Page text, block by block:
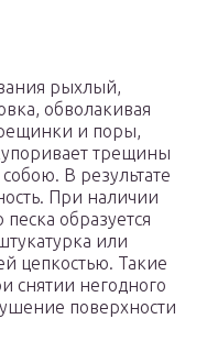
рыхлый,
обволакивая
и поры,
трещины
В результате
При наличии
образуется
или
цепкостью. Такие
снятии негодного
поверхности